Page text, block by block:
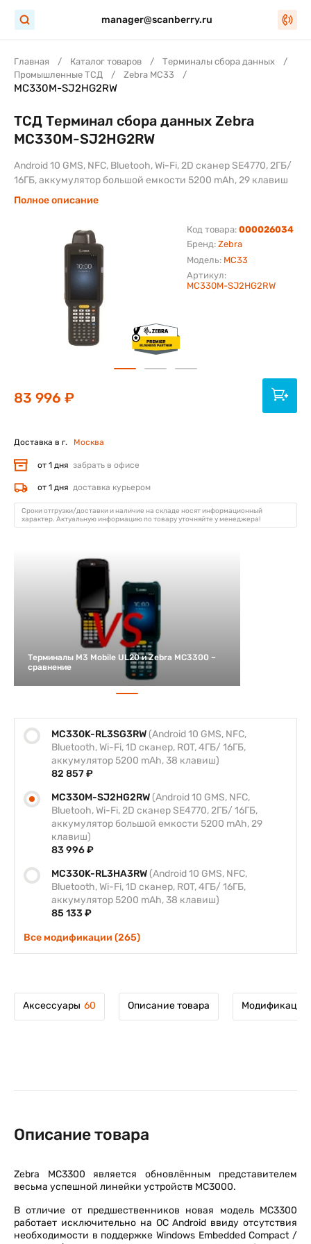
manager@scanberry.ru
Главная Каталог товаров
Терминалы сбора данных
Промышленные ТСД
Zebra MC33
MC330M-SJ2HG2RW
Бренд: Zebra
Модель: MC33
Код товара: 000026034
Артикул:
MC330M-SJ2HG2RW
ТСД Терминал сбора данных Zebra
MC330M-SJ2HG2RW
Android 10 GMS, NFC, Bluetooh, Wi-Fi, 2D сканер SE4770, 2ГБ/
16ГБ, аккумулятор большой емкости 5200 mAh, 29 клавиш
Полное описание
MC330K-RL3SG3RW (Android 10 GMS, NFC,
Bluetooth, Wi-Fi, 1D сканер, ROT, 4ГБ/ 16ГБ,
аккумулятор 5200 mAh, 38 клавиш)
82 857 ₽
MC330M-SJ2HG2RW (Android 10 GMS, NFC,
Bluetooh, Wi-Fi, 2D сканер SE4770, 2ГБ/ 16ГБ,
аккумулятор большой емкости 5200 mAh, 29
клавиш)
83 996 ₽
MC330K-RL3HA3RW (Android 10 GMS, NFC,
Bluetooth, Wi-Fi, 1D сканер, ROT, 4ГБ/ 16ГБ,
аккумулятор 5200 mAh, 38 клавиш)
85 133 ₽
Все модификации (265)
83 996 ₽
Доставка в г. Москва
от 1 дня забрать в офисе
от 1 дня доставка курьером
Сроки отгрузки/доставки и наличие на складе носят информационный
характер. Актуальную информацию по товару уточняйте у менеджера!
Терминалы M3 Mobile UL20 и Zebra MC3300 –
сравнение
Аксессуары 60 Описание товара Модификации
Описание товара
Zebra MC3300 является обновлённым представителем
весьма успешной линейки устройств MC3000.
В отличие от предшественников новая модель MC3300
работает исключительно на ОС Android ввиду отсутствия
необходимости в поддержке Windows Embedded Compact /